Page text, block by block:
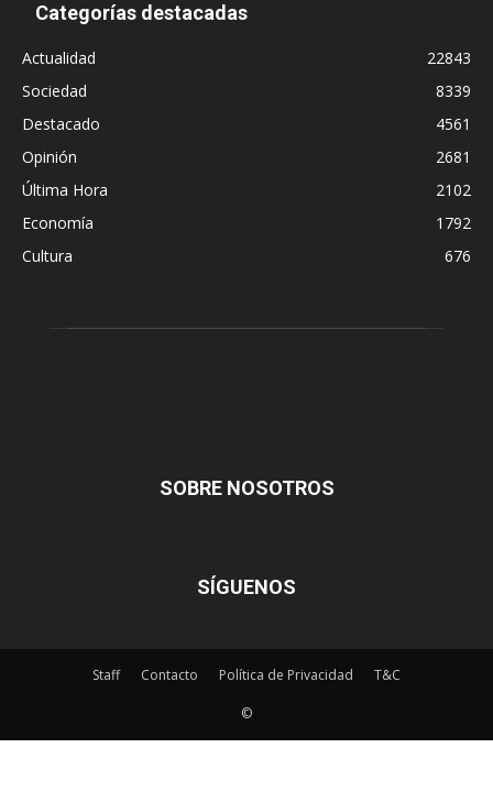
Categorías destacadas
Actualidad
22843
Sociedad
8339
Destacado
4561
Opinión
2681
Última Hora
2102
Economía
1792
Cultura
676
SOBRE NOSOTROS
SÍGUENOS
Staff Contacto Política de Privacidad T&C
©